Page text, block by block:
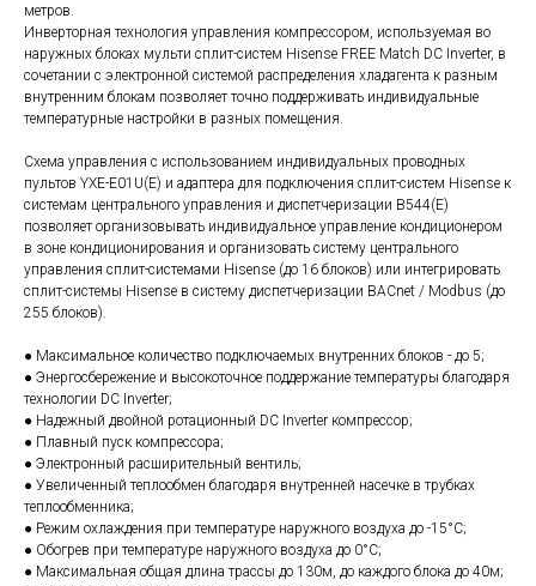
метров.
Инверторная технология управления компрессором, используемая во
наружных блоках мульти сплит-систем Hisense FREE Match DC Inverter, в
сочетании с электронной системой распределения хладагента к разным
внутренним блокам позволяет точно поддерживать индивидуальные
температурные настройки в разных помещения.
Схема управления с использованием индивидуальных проводных
пультов YXE-E01U(E) и адаптера для подключения сплит-систем Hisense к
системам центрального управления и диспетчеризации B544(E)
позволяет организовывать индивидуальное управление кондиционером
в зоне кондиционирования и организовать систему центрального
управления сплит-системами Hisense (до 16 блоков) или интегрировать
сплит-системы Hisense в систему диспетчеризации BACnet / Modbus (до
255 блоков).
● Максимальное количество подключаемых внутренних блоков - до 5;
● Энергосбережение и высокоточное поддержание температуры благодаря
технологии DC Inverter;
● Надежный двойной ротационный DC Inverter компрессор;
● Плавный пуск компрессора;
● Электронный расширительный вентиль;
● Увеличенный теплообмен благодаря внутренней насечке в трубках
теплообменника;
● Режим охлаждения при температуре наружного воздуха до -15°С;
● Обогрев при температуре наружного воздуха до 0°С;
● Максимальная общая длина трассы до 130м, до каждого блока до 40м;